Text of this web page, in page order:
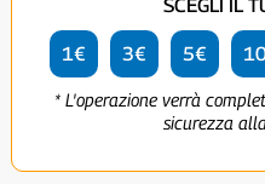
SCEGLI IL
1€ 3€ 5€
* L'operazione verrà
sicurezza